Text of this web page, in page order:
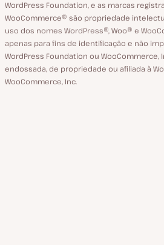
WordPress Foundation, e as marcas
WooCommerce® são propriedade
uso dos nomes WordPress®, Woo® e
apenas para fins de identificação e não
WordPress Foundation ou WooCommerce,
endossada, de propriedade ou afiliada à
WooCommerce, Inc.